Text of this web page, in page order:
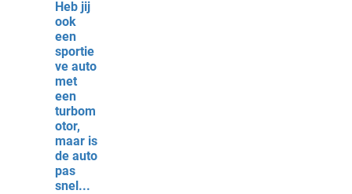
Heb jij
ook
een
sportie
ve auto
met
een
turbom
otor,
maar is
de auto
pas
snel...